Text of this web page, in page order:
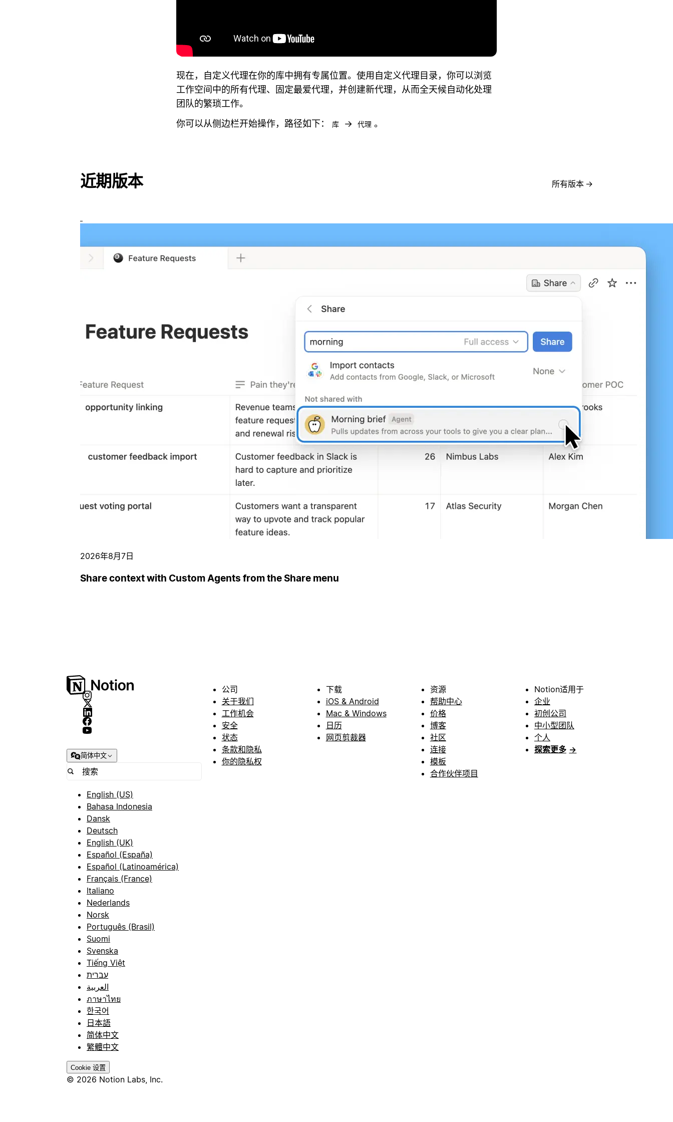
现在，自定义代理在你的库中拥有专属位置。使用自定义代理目录，你可以浏览
工作空间中的所有代理、固定最爱代理，并创建新代理，从而全天候自动化处理
团队的繁琐工作。
你可以从侧边栏开始操作，路径如下：
库 → 代理 。
近期版本 所有版本 →
2026年8月7日
Share context with Custom Agents from the Share menu
简体中文
English (US)
Bahasa Indonesia
Dansk
Deutsch
English (UK)
Español (España)
Español (Latinoamérica)
Français (France)
Italiano
Nederlands
Norsk
Português (Brasil)
Suomi
Svenska
Tiếng Việt
עברית
العربية
ภาษาไทย
한국어
日本語
简体中文
繁體中文
Cookie 设置
© 2026 Notion Labs, Inc.
公司
关于我们
工作机会
安全
状态
条款和隐私
你的隐私权
下载
iOS & Android
Mac & Windows
日历
网页剪裁器
资源
帮助中心
价格
博客
社区
连接
模板
合作伙伴项目
Notion适用于
企业
初创公司
中小型团队
个人
探索更多 →